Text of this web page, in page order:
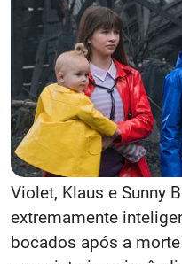
Violet, Klaus e Sunny
extremamente
bocados após a